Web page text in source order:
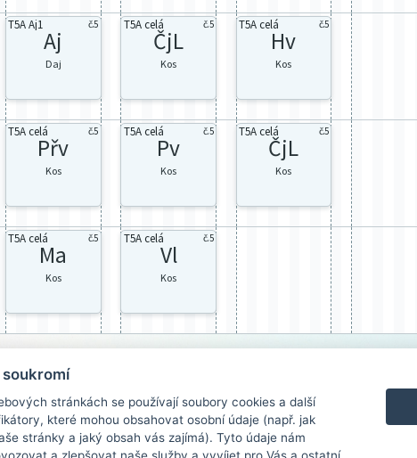
T5A Aj1 č.5
Aj
Daj
T5A celá č.5
ČjL
Kos
T5A celá č.5
Hv
Kos
T5A celá č.5
Přv
Kos
T5A celá č.5
Pv
Kos
T5A celá č.5
ČjL
Kos
T5A celá č.5
Ma
Kos
T5A celá č.5
Vl
Kos
stránkách se používají soubory cookies a další
které mohou obsahovat osobní údaje (např. jak
stránky a jaký obsah vás zajímá). Tyto údaje nám